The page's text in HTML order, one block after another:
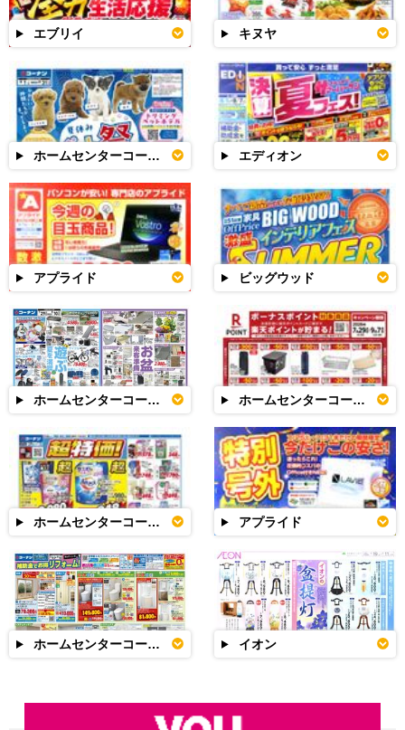
エブリイ キヌヤ
ホームセンターコーナン エディオン
アプライド ビッグウッド
ホームセンターコーナン ホームセンターコーナン
ホームセンターコーナン アプライド
ホームセンターコーナン イオン